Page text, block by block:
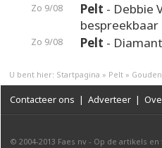
Zo 9/08 Pelt - Debbie
bespreekbaar
Zo 9/08 Pelt -
U bent hier: Startpagina » Pelt »
Contacteer ons | Adverteer |
© 2004-2013 Faes nv - Op de artikels